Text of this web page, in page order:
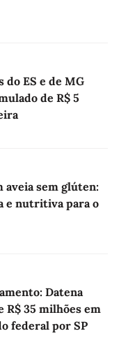
do ES e de MG
de R$ 5
aveia sem glúten:
e nutritiva para o
Datena
35 milhões em
federal por SP